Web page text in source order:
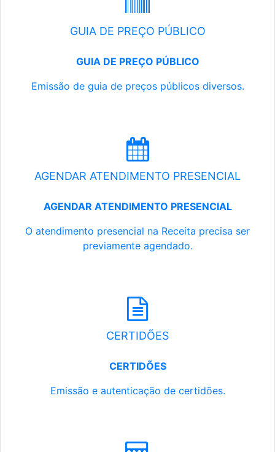
GUIA DE PREÇO PÚBLICO
GUIA DE PREÇO PÚBLICO
Emissão de guia de preços públicos diversos.
AGENDAR ATENDIMENTO PRESENCIAL
AGENDAR ATENDIMENTO PRESENCIAL
O atendimento presencial na Receita precisa ser
previamente agendado.
CERTIDÕES
CERTIDÕES
Emissão e autenticação de certidões.